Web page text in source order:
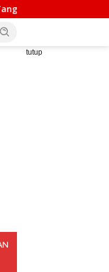
Yuridiksi
tutup